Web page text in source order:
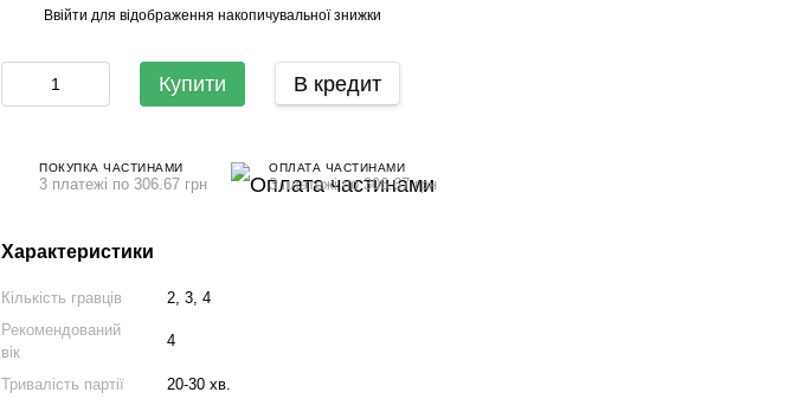
Ввійти для відображення накопичувальної знижки
Купити В кредит
ПОКУПКА ЧАСТИНАМИ
3 платежі по 306.67 грн
ОПЛАТА ЧАСТИНАМИ
3 платежі по 306.67 грн
Характеристики
Кількість гравців
2, 3, 4
Рекомендований
вік
4
Тривалість партії
20-30 хв.